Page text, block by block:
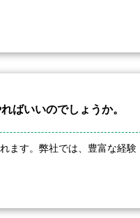
ばいいのでしょうか。
ます。弊社では、豊富な経験